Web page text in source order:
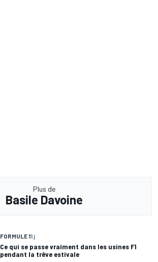
Plus de
Basile Davoine
FORMULE 11 j
Ce qui se passe vraiment dans les usines F1
pendant la trêve estivale